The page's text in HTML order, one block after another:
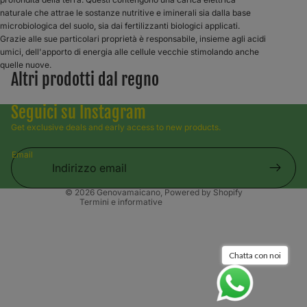
naturale che attrae le sostanze nutritive e iminerali sia dalla base
microbiologica del suolo, sia dai fertilizzanti biologici applicati.
Grazie alle sue particolari proprietà è responsabile, insieme agli acidi
umici, dell'apporto di energia alle cellule vecchie stimolando anche
quelle nuove.
Altri prodotti dal regno
Seguici su Instagram
Get exclusive deals and early access to new products.
Email
© 2026 Genovamaicano, Powered by Shopify
Termini e informative
Informativa sulla privacy
Informativa sulle spedizioni
Chatta con noi